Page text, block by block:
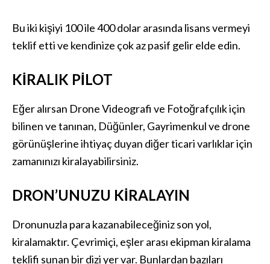
Bu iki kişiyi 100 ile 400 dolar arasında lisans vermeyi
teklif etti ve kendinize çok az pasif gelir elde edin.
KIRALIK PILOT
Eğer alırsan Drone Videografi ve Fotoğrafçılık için
bilinen ve tanınan, Düğünler, Gayrimenkul ve drone
görünüşlerine ihtiyaç duyan diğer ticari varlıklar için
zamanınızı kiralayabilirsiniz.
DRON’UNUZU KIRALAYIN
Dronunuzla para kazanabileceğiniz son yol,
kiralamaktır. Çevrimiçi, eşler arası ekipman kiralama
teklifi sunan bir dizi yer var. Bunlardan bazıları